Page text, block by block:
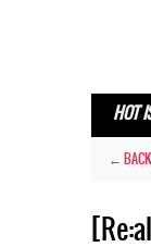
HOT
← BACK